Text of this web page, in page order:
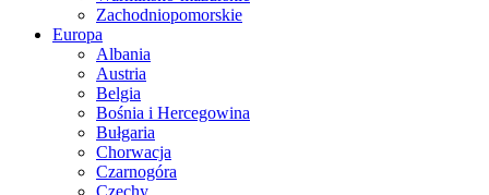
Zachodniopomorskie
Europa
Albania
Austria
Belgia
Bośnia i Hercegowina
Bułgaria
Chorwacja
Czarnogóra
Czechy